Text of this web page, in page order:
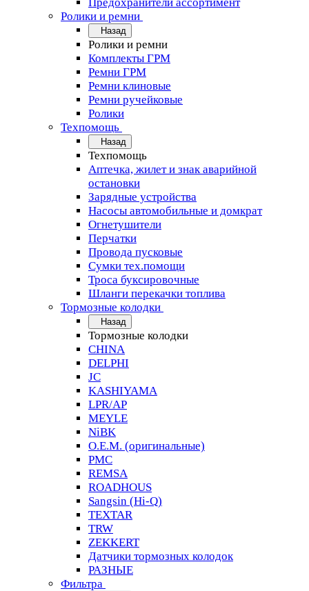
Ролики и ремни
Назад
Ролики и ремни
Комплекты ГРМ
Ремни ГРМ
Ремни клиновые
Ремни ручейковые
Ролики
Техпомощь
Назад
Техпомощь
Аптечка, жилет и знак аварийной
остановки
Зарядные устройства
Насосы автомобильные и домкрат
Огнетушители
Перчатки
Провода пусковые
Сумки тех.помощи
Троса буксировочные
Шланги перекачки топлива
Тормозные колодки
Назад
Тормозные колодки
CHINA
DELPHI
JC
KASHIYAMA
LPR/AP
MEYLE
NiBK
O.E.M. (оригинальные)
PMC
REMSA
ROADHOUS
Sangsin (Hi-Q)
TEXTAR
TRW
ZEKKERT
Датчики тормозных колодок
РАЗНЫЕ
Фильтра